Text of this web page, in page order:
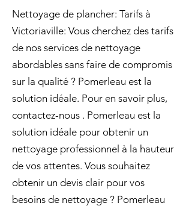
Nettoyage de plancher: Tarifs à
Victoriaville: Vous cherchez des tarifs
de nos services de nettoyage
abordables sans faire de compromis
sur la qualité ? Pomerleau est la
solution idéale. Pour en savoir plus,
contactez-nous . Pomerleau est la
solution idéale pour obtenir un
nettoyage professionnel à la hauteur
de vos attentes. Vous souhaitez
obtenir un devis clair pour vos
besoins de nettoyage ? Pomerleau